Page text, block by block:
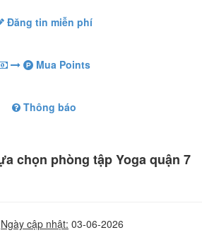
Đăng tin miễn phí
Mua Points
Thông báo
chọn phòng tập Yoga quận 7
Ngày cập nhật: 03-06-2026